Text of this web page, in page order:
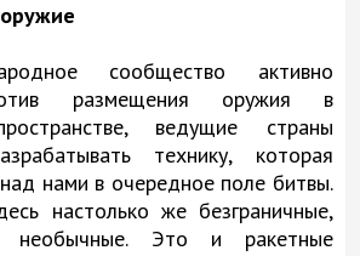
сообщество активно
размещения оружия в
ведущие страны
технику, которая
нами в очередное поле битвы.
настолько же безграничные,
необычные. Это и ракетные